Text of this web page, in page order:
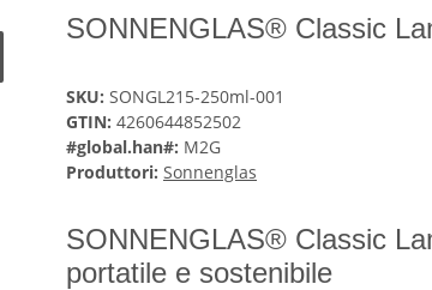
SONNENGLAS® Classic
SKU: SONGL215-250ml-001
GTIN: 4260644852502
#global.han#: M2G
Produttori: Sonnenglas
SONNENGLAS® Classic
portatile e sostenibile